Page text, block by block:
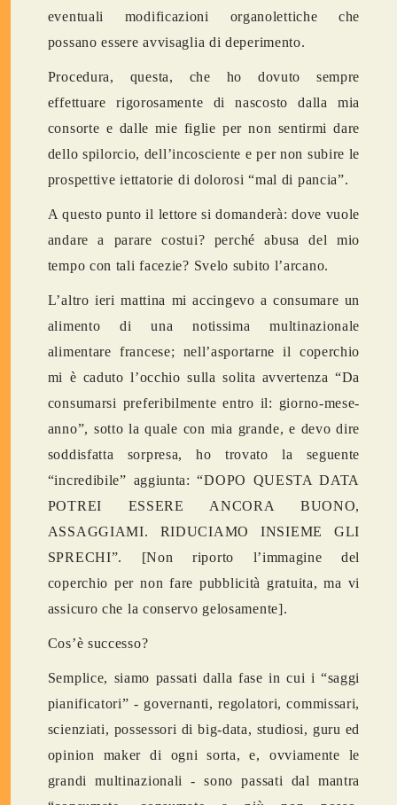
eventuali modificazioni organolettiche che
possano essere avvisaglia di deperimento.
Procedura, questa, che ho dovuto sempre
effettuare rigorosamente di nascosto dalla mia
consorte e dalle mie figlie per non sentirmi dare
dello spilorcio, dell’incosciente e per non subire le
prospettive iettatorie di dolorosi “mal di pancia”.
A questo punto il lettore si domanderà: dove vuole
andare a parare costui? perché abusa del mio
tempo con tali facezie? Svelo subito l’arcano.
L’altro ieri mattina mi accingevo a consumare un
alimento di una notissima multinazionale
alimentare francese; nell’asportarne il coperchio
mi è caduto l’occhio sulla solita avvertenza “Da
consumarsi preferibilmente entro il: giorno-mese-
anno”, sotto la quale con mia grande, e devo dire
soddisfatta sorpresa, ho trovato la seguente
“incredibile” aggiunta: “DOPO QUESTA DATA
POTREI ESSERE ANCORA BUONO,
ASSAGGIAMI. RIDUCIAMO INSIEME GLI
SPRECHI”. [Non riporto l’immagine del
coperchio per non fare pubblicità gratuita, ma vi
assicuro che la conservo gelosamente].
Cos’è successo?
Semplice, siamo passati dalla fase in cui i “saggi
pianificatori” - governanti, regolatori, commissari,
scienziati, possessori di big-data, studiosi, guru ed
opinion maker di ogni sorta, e, ovviamente le
grandi multinazionali - sono passati dal mantra